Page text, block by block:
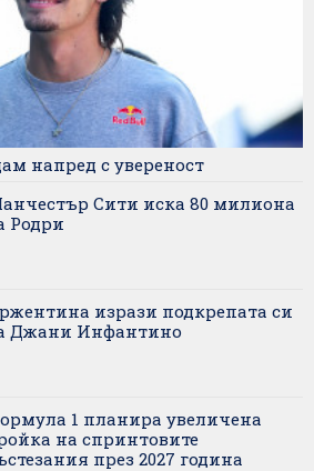
напред с увереност
Сити иска 80 милиона
Родри
изрази подкрепата си
Джани Инфантино
1 планира увеличена
на спринтовите
през 2027 година